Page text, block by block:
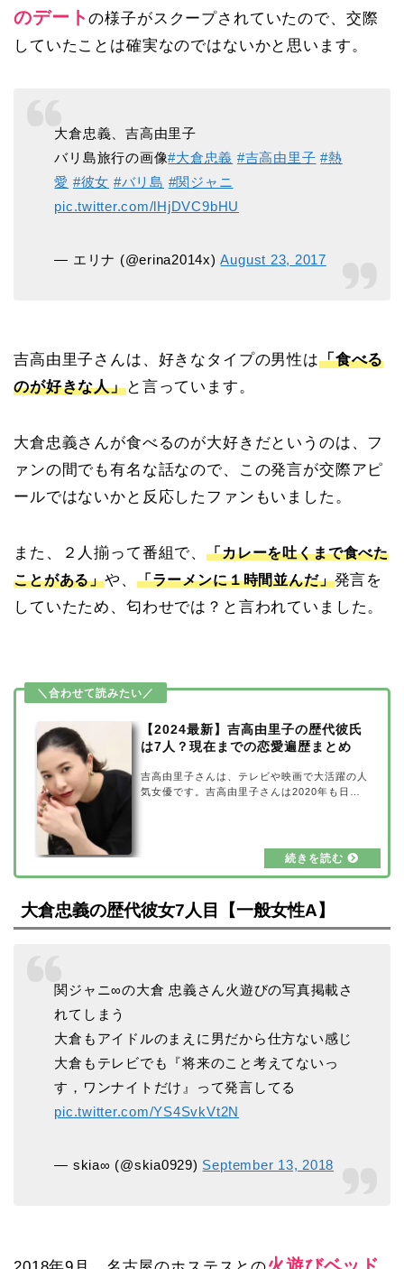
のデートの様子がスクープされていたので、交際
していたことは確実なのではないかと思います。
大倉忠義、吉高由里子
バリ島旅行の画像#大倉忠義 #吉高由里子 #熱
愛 #彼女 #バリ島 #関ジャニ
pic.twitter.com/lHjDVC9bHU
— エリナ (@erina2014x)August 23, 2017
吉高由里子さんは、好きなタイプの男性は「食べる
のが好きな人」と言っています。
大倉忠義さんが食べるのが大好きだというのは、フ
ァンの間でも有名な話なので、この発言が交際アピ
ールではないかと反応したファンもいました。
また、２人揃って番組で、「カレーを吐くまで食べた
ことがある」や、 「ラーメンに１時間並んだ」発言を
していたため、匂わせでは？と言われていました。
【2024最新】吉高由里子の歴代彼氏
は7人？現在までの恋愛遍歴まとめ
吉高由里子さんは、テレビや映画で大活躍の人
気女優です。吉高由里子さんは2020年も日本
さんには、7人の歴代彼氏がいたとか。吉高由
里子さんにどんな歴代彼氏がいたのか、気にな
んの現在までの恋愛遍歴をまとめてみました。
現在の彼氏の情報も含めて、2024年最新情報
で紹介していきたいと思います。【2024最
大倉忠義の歴代彼女7人目【一般女性A】
関ジャニ∞の大倉 忠義さん火遊びの写真掲載さ
れてしまう
大倉もアイドルのまえに男だから仕方ない感じ
大倉もテレビでも『将来のこと考えてないっ
す，ワンナイトだけ』って発言してる
pic.twitter.com/YS4SvkVt2N
— skia∞ (@skia0929) September 13, 2018